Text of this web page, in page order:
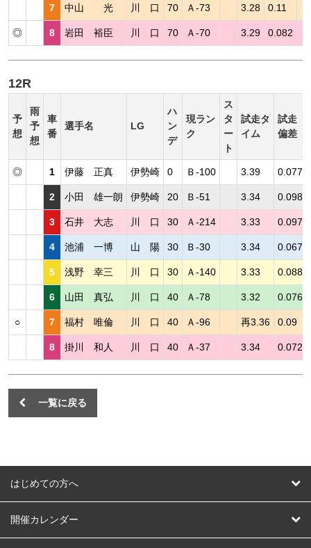
7 中山 光 川 口 70 Ａ-73 3.28 0.11
◎ 8 岩田 裕臣 川 口 70 Ａ-70 3.29 0.082
12R
予
想
雨
予
想
車
番
選手名 LG
ハ
ン
デ
現ラン
ク
ス
タ
ー
ト
試走タ
イム
試走
偏差
◎ 1 伊藤 正真 伊勢崎 0 Ｂ-100 3.39 0.077
2 小田 雄一朗 伊勢崎 20 Ｂ-51 3.34 0.098
3 石井 大志 川 口 30 Ａ-214 3.33 0.097
4 池浦 一博 山 陽 30 Ｂ-30 3.34 0.067
5 浅野 幸三 川 口 30 Ａ-140 3.33 0.088
6 山田 真弘 川 口 40 Ａ-78 3.32 0.076
○ 7 福村 唯倫 川 口 40 Ａ-96 再3.36 0.09
8 掛川 和人 川 口 40 Ａ-37 3.34 0.072
一覧に戻る
はじめての方へ
はじめての方へ
開催カレンダー